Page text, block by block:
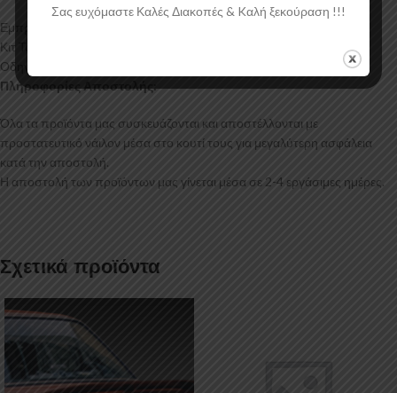
Εμπρός Διαχύτης Kia Sportage Mk4
Κιτ Τοποθέτησης
Οδηγίες Τοποθέτησης
Πληροφορίες Αποστολής:
Όλα τα προϊόντα μας συσκευάζονται και αποστέλλονται με
προστατευτικό νάιλον μέσα στο κουτί τους για μεγαλύτερη ασφάλεια
κατά την αποστολή.
Η αποστολή των προϊόντων μας γίνεται μέσα σε 2-4 εργάσιμες ημέρες.
Σχετικά προϊόντα
Σας ευχόμαστε Καλές Διακοπές & Kαλή ξεκούραση !!!